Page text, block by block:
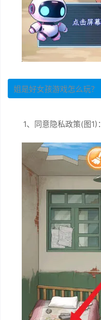
姐是好女孩游戏怎么玩？
1、同意隐私政策(图1)：